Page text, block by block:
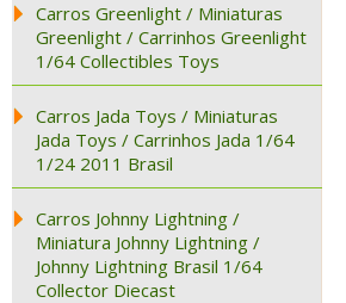
Carros Greenlight / Miniaturas
Greenlight / Carrinhos Greenlight
1/64 Collectibles Toys
Carros Jada Toys / Miniaturas
Jada Toys / Carrinhos Jada 1/64
1/24 2011 Brasil
Carros Johnny Lightning /
Miniatura Johnny Lightning /
Johnny Lightning Brasil 1/64
Collector Diecast